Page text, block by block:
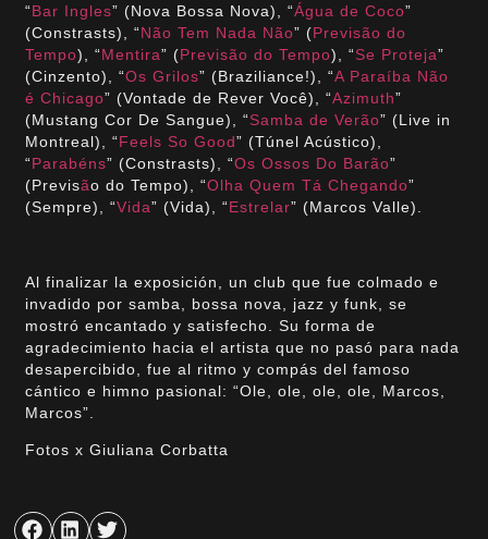
“Bar Ingles” (Nova Bossa Nova), “Água de Coco”
(Constrasts), “Não Tem Nada Não” (Previsão do
Tempo), “Mentira” (Previsão do Tempo), “Se Proteja”
(Cinzento), “Os Grilos” (Braziliance!), “A Paraíba Não
é Chicago” (Vontade de Rever Você), “Azimuth”
(Mustang Cor De Sangue), “Samba de Verão” (Live in
Montreal), “Feels So Good” (Túnel Acústico),
“Parabéns” (Constrasts), “Os Ossos Do Barão”
(Previsão do Tempo), “Olha Quem Tá Chegando”
(Sempre), “Vida” (Vida), “Estrelar” (Marcos Valle).
Al finalizar la exposición, un club que fue colmado e
invadido por samba, bossa nova, jazz y funk, se
mostró encantado y satisfecho. Su forma de
agradecimiento hacia el artista que no pasó para nada
desapercibido, fue al ritmo y compás del famoso
cántico e himno pasional: “Ole, ole, ole, ole, Marcos,
Marcos”.
Fotos x Giuliana Corbatta